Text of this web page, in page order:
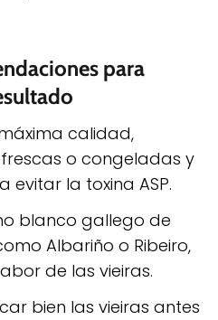
para
calidad,
o congeladas y
evitar la toxina ASP.
blanco gallego de
Albariño o Ribeiro,
de las vieiras.
bien las vieiras antes